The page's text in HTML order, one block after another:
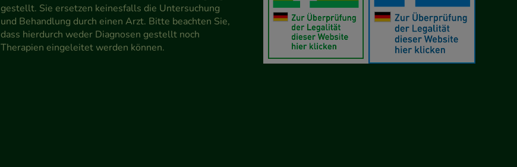
gestellt. Sie ersetzen keinesfalls die Untersuchung
und Behandlung durch einen Arzt. Bitte beachten Sie,
dass hierdurch weder Diagnosen gestellt noch
Therapien eingeleitet werden können.